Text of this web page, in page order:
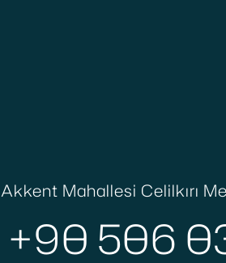
Akkent Mahallesi Celilkırı
+90 506